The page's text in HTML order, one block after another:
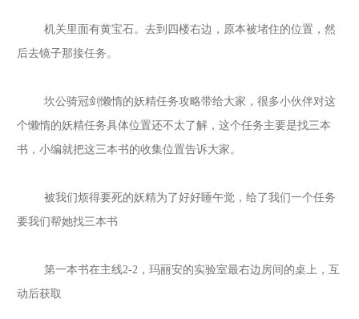
机关里面有黄宝石。去到四楼右边，原本被堵住的位置，然
后去镜子那接任务。
坎公骑冠剑懒惰的妖精任务攻略带给大家，很多小伙伴对这
个懒惰的妖精任务具体位置还不太了解，这个任务主要是找三本
书，小编就把这三本书的收集位置告诉大家。
被我们烦得要死的妖精为了好好睡午觉，给了我们一个任务
要我们帮她找三本书
第一本书在主线2-2，玛丽安的实验室最右边房间的桌上，互
动后获取